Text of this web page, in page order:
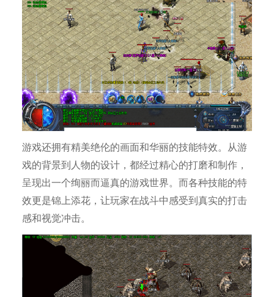
游戏还拥有精美绝伦的画面和华丽的技能特效。从游
戏的背景到人物的设计，都经过精心的打磨和制作，
呈现出一个绚丽而逼真的游戏世界。而各种技能的特
效更是锦上添花，让玩家在战斗中感受到真实的打击
感和视觉冲击。